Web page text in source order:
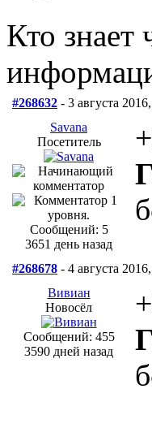
Кто знает
#268632 - 3 августа
Savana
Посетитель
Сообщений: 5
3651 день назад
#268678 - 4 августа
Вивиан
Новосёл
Сообщений: 455
3590 дней назад